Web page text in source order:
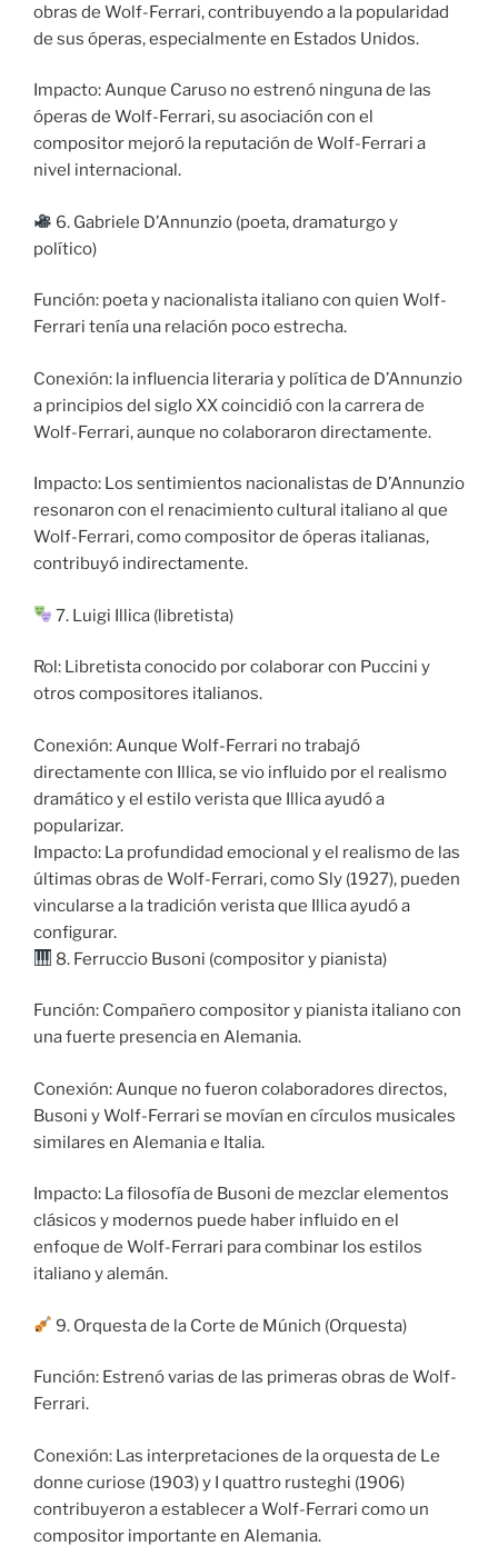
obras de Wolf-Ferrari, contribuyendo a la popularidad
de sus óperas, especialmente en Estados Unidos.
Impacto: Aunque Caruso no estrenó ninguna de las
óperas de Wolf-Ferrari, su asociación con el
compositor mejoró la reputación de Wolf-Ferrari a
nivel internacional.
6. Gabriele D’Annunzio (poeta, dramaturgo y
político)
Función: poeta y nacionalista italiano con quien Wolf-
Ferrari tenía una relación poco estrecha.
Conexión: la influencia literaria y política de D’Annunzio
a principios del siglo XX coincidió con la carrera de
Wolf-Ferrari, aunque no colaboraron directamente.
Impacto: Los sentimientos nacionalistas de D’Annunzio
resonaron con el renacimiento cultural italiano al que
Wolf-Ferrari, como compositor de óperas italianas,
contribuyó indirectamente.
7. Luigi Illica (libretista)
Rol: Libretista conocido por colaborar con Puccini y
otros compositores italianos.
Conexión: Aunque Wolf-Ferrari no trabajó
directamente con Illica, se vio influido por el realismo
dramático y el estilo verista que Illica ayudó a
popularizar.
Impacto: La profundidad emocional y el realismo de las
últimas obras de Wolf-Ferrari, como Sly (1927), pueden
vincularse a la tradición verista que Illica ayudó a
configurar.
8. Ferruccio Busoni (compositor y pianista)
Función: Compañero compositor y pianista italiano con
una fuerte presencia en Alemania.
Conexión: Aunque no fueron colaboradores directos,
Busoni y Wolf-Ferrari se movían en círculos musicales
similares en Alemania e Italia.
Impacto: La filosofía de Busoni de mezclar elementos
clásicos y modernos puede haber influido en el
enfoque de Wolf-Ferrari para combinar los estilos
italiano y alemán.
9. Orquesta de la Corte de Múnich (Orquesta)
Función: Estrenó varias de las primeras obras de Wolf-
Ferrari.
Conexión: Las interpretaciones de la orquesta de Le
donne curiose (1903) y I quattro rusteghi (1906)
contribuyeron a establecer a Wolf-Ferrari como un
compositor importante en Alemania.